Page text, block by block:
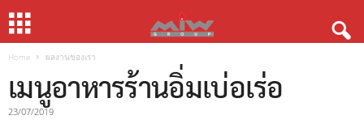
Home ผลงานของเรา
เมนูอาหารร้านอิ่มเบ่อเร่อ
23/07/2019